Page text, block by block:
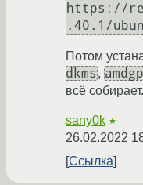
https://
Потом
dkms ,
всё собирает.
sany0k ★
26.02.2022
Ссылка